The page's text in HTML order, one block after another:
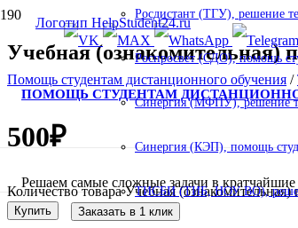
ПОМОЩЬ СТУДЕНТАМ
Решаем самые сложные задачи в кратчайшие
Росдистант (ТГУ), решение
Роспросвет (СДО), помощь
Синергия (МФПУ), решение
Синергия (КЭП), помощь
ТИСБИ (ТИБ, НОУ ВО),
Учебная
Помощь студентам дистанционного обучения /
500₽
Количество товара Учебная
Купить Заказать в 1 клик